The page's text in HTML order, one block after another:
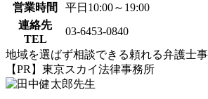
営業時間
平日10:00～19:00
連絡先
TEL
03-6453-0840
地域を選ばず相談できる頼れる弁護士
【PR】東京スカイ法律事務所